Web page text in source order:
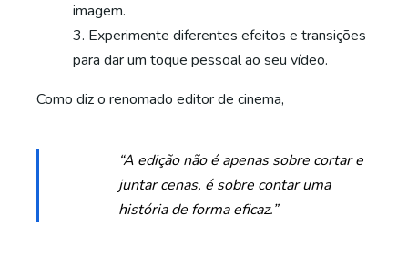
imagem.
Experimente diferentes efeitos e transições
para dar um toque pessoal ao seu vídeo.
Como diz o renomado editor de cinema,
“A edição não é apenas sobre cortar e
juntar cenas, é sobre contar uma
história de forma eficaz.”